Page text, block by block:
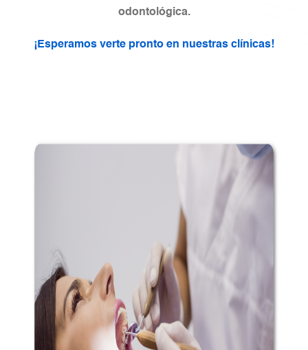
odontológica.
¡Esperamos verte pronto en nuestras clínicas!